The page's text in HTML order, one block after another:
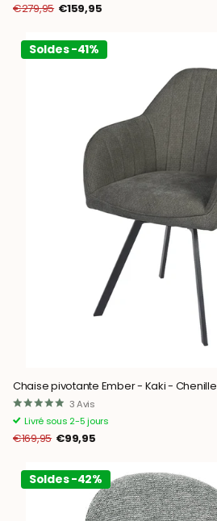
€279,95 €159,95
Soldes -41%
Chaise pivotante Ember - Kaki - Chenille
3Avis
Livré sous 2-5 jours
€169,95 €99,95
Soldes -42%